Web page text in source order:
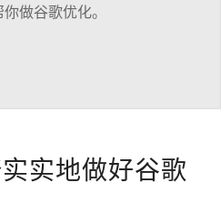
做谷歌优化。
实地做好谷歌